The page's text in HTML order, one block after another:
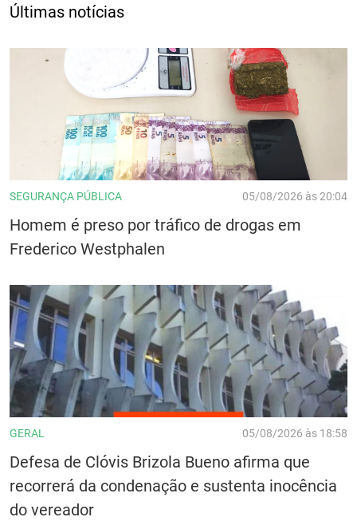
Últimas notícias
SEGURANÇA PÚBLICA 05/08/2026 às 20:04
Homem é preso por tráfico de drogas em
Frederico Westphalen
GERAL 05/08/2026 às 18:58
Defesa de Clóvis Brizola Bueno afirma que
recorrerá da condenação e sustenta inocência
do vereador